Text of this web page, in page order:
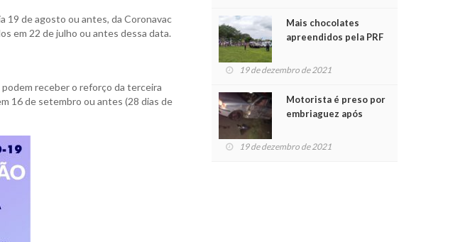
19 de agosto ou antes, da Coronavac
em 22 de julho ou antes dessa data.
receber o reforço da terceira
16 de setembro ou antes (28 dias de
Mais chocolates
apreendidos pela PRF
crianças no Natal
19 de dezembro de 2021
Motorista é preso por
embriaguez após
feridos
19 de dezembro de 2021